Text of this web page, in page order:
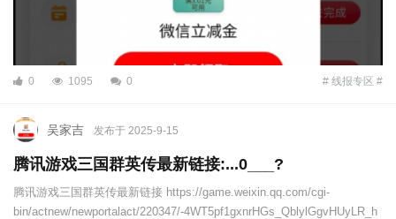
0 1095 0 # 线报专区 #
吴家吉 发布于 2025-9-15
腾讯游戏三国群英传最新链接:...0___?
腾讯游戏三国群英传最新链接 https://game.weixin.qq.com/cgi-
bin/actnew/newportalact/220347/-4WT5pf1gxnrHGs_QblylGgvHUyLR_h